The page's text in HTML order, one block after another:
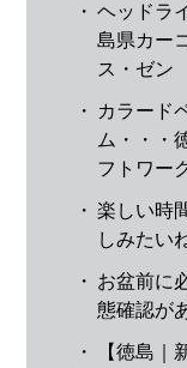
・ ヘッドラ
島県カー
ス・ゼン
・
カラード
ム・・・
フトワー
・ 楽しい時
しみたい
・ お盆前に
態確認が
・
【徳島｜